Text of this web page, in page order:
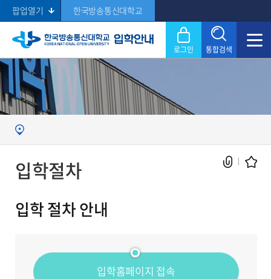
팝업열기 한국방송통신대학교
로그인 통합검색
Search 닫기
입학절차
입학 절차 안내
입학홈페이지 접속